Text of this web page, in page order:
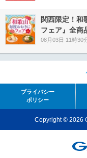
関西限定！和
フェア』全商
08月03日 11時30
プライバシー
ポリシー
Copyright © 2026